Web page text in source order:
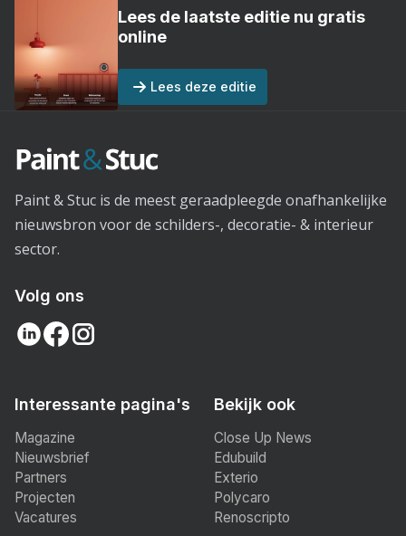
Lees de laatste editie nu gratis
online
Lees deze editie
Paint & Stuc is de meest geraadpleegde onafhankelijke
nieuwsbron voor de schilders-, decoratie- & interieur
sector.
Volg ons
Interessante pagina's
Magazine
Nieuwsbrief
Partners
Projecten
Vacatures
Bekijk ook
Close Up News
Edubuild
Exterio
Polycaro
Renoscripto